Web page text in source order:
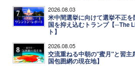
7 2026.08.03
米中間選挙に向けて選挙不正
国を抑え込むトランプ【─The
ト】
8 2026.08.05
交流重ねる中朝の"蜜月"と習
国包囲網の現在地】